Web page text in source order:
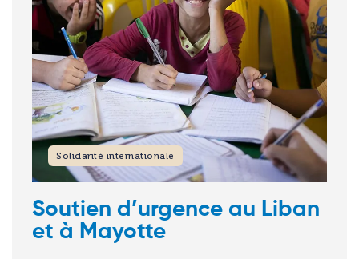
Solidarité internationale
Soutien d’urgence au Liban
et à Mayotte